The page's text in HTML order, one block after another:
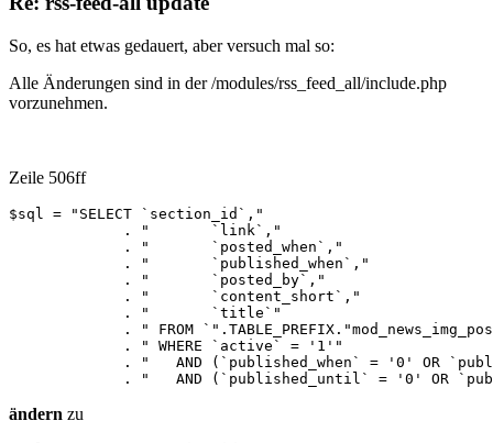
So, es hat etwas gedauert, aber versuch mal so:
Alle Änderungen sind in der /modules/rss_feed_all/include.php
vorzunehmen.
Zeile 506ff
$sql = "SELECT `section_id`,"
             . "       `link`,"
             . "       `posted_when`,"
             . "       `published_when`,"
             . "       `posted_by`,"
             . "       `content_short`,"
             . "       `title`"
. " FROM
             . " WHERE `active` = '1'"
. "   AND (`published_when` = '0' OR
. "   AND (`published_until` = '0' OR
ändern zu